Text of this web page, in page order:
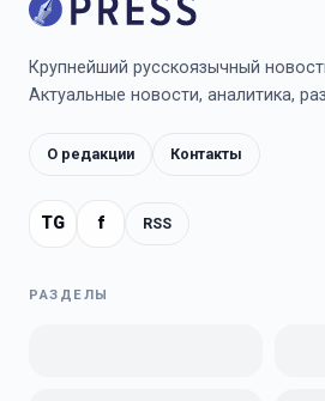
Крупнейший русскоязычный
Актуальные новости, аналитика,
О редакции Контакты
TG f RSS
РАЗДЕЛЫ